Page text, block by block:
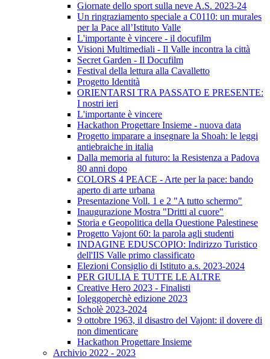
Giornate dello sport sulla neve A.S. 2023-24
Un ringraziamento speciale a C0110: un murales
per la Pace all’Istituto Valle
L'importante è vincere - il docufilm
Visioni Multimediali - Il Valle incontra la città
Secret Garden - Il Docufilm
Festival della lettura alla Cavalletto
Progetto Identità
ORIENTARSI TRA PASSATO E PRESENTE:
I nostri ieri
L'importante è vincere
Hackathon Progettare Insieme - nuova data
Progetto imparare a insegnare la Shoah: le leggi
antiebraiche in italia
Dalla memoria al futuro: la Resistenza a Padova
80 anni dopo
COLORS 4 PEACE - Arte per la pace: bando
aperto di arte urbana
Presentazione Voll. 1 e 2 "A tutto schermo"
Inaugurazione Mostra "Dritti al cuore"
Storia e Geopolitica della Questione Palestinese
Progetto Vajont 60: la parola agli studenti
INDAGINE EDUSCOPIO: Indirizzo Turistico
dell'IIS Valle primo classificato
Elezioni Consiglio di Istituto a.s. 2023-2024
PER GIULIA E TUTTE LE ALTRE
Creative Hero 2023 - Finalisti
Ioleggoperchè edizione 2023
Scholè 2023-2024
9 ottobre 1963, il disastro del Vajont: il dovere di
non dimenticare
Hackathon Progettare Insieme
Archivio 2022 - 2023